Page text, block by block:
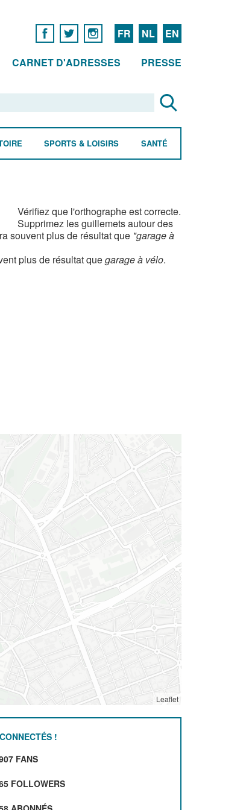
FR NL EN
CARNET D'ADRESSES PRESSE
SPORTS & LOISIRS SANTÉ
Vérifiez que l'orthographe est correcte.
Supprimez les guillemets autour des
souvent plus de résultat que "garage à
plus de résultat quegarage à vélo.
Leaflet
!
FANS
FOLLOWERS